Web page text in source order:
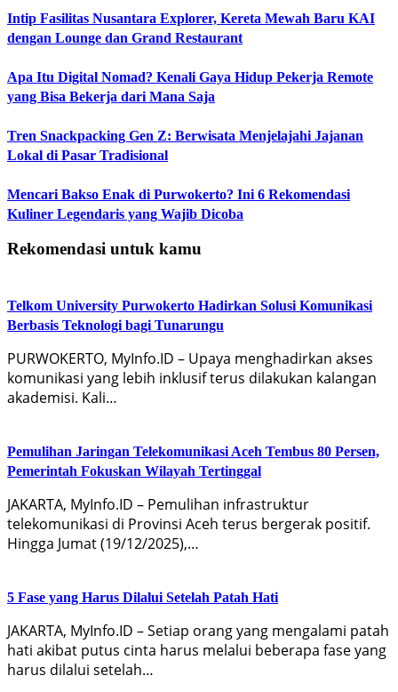
Intip Fasilitas Nusantara Explorer, Kereta Mewah Baru KAI
dengan Lounge dan Grand Restaurant
Apa Itu Digital Nomad? Kenali Gaya Hidup Pekerja Remote
yang Bisa Bekerja dari Mana Saja
Tren Snackpacking Gen Z: Berwisata Menjelajahi Jajanan
Lokal di Pasar Tradisional
Mencari Bakso Enak di Purwokerto? Ini 6 Rekomendasi
Kuliner Legendaris yang Wajib Dicoba
Rekomendasi untuk kamu
Telkom University Purwokerto Hadirkan Solusi Komunikasi
Berbasis Teknologi bagi Tunarungu
PURWOKERTO, MyInfo.ID – Upaya menghadirkan akses
komunikasi yang lebih inklusif terus dilakukan kalangan
akademisi. Kali…
Pemulihan Jaringan Telekomunikasi Aceh Tembus 80 Persen,
Pemerintah Fokuskan Wilayah Tertinggal
JAKARTA, MyInfo.ID – Pemulihan infrastruktur
telekomunikasi di Provinsi Aceh terus bergerak positif.
Hingga Jumat (19/12/2025),…
5 Fase yang Harus Dilalui Setelah Patah Hati
JAKARTA, MyInfo.ID – Setiap orang yang mengalami patah
hati akibat putus cinta harus melalui beberapa fase yang
harus dilalui setelah…